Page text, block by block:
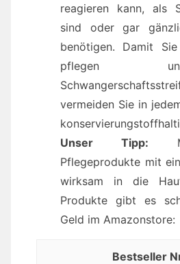
reagieren kann, als
sind oder gar
benötigen. Damit
pflegen
vermeiden Sie in
Unser Tipp:
Pflegeprodukte mit
wirksam in die
Produkte gibt es
Geld im Amazonstore: